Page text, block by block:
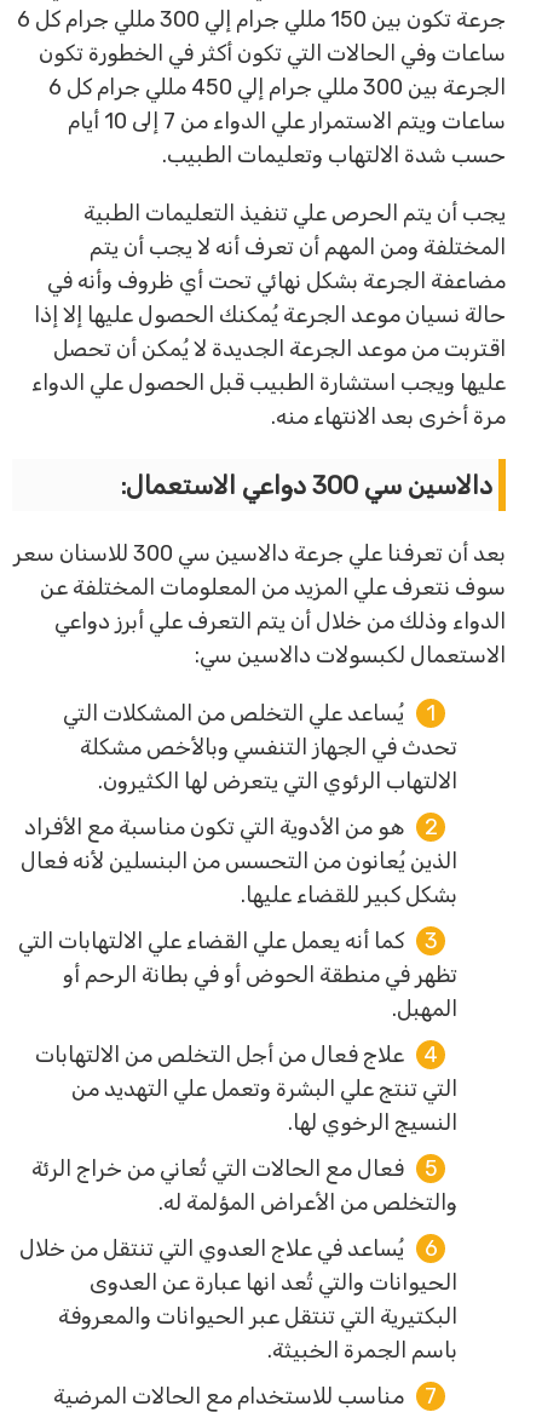
جرعة تكون بين 150 مللي جرام إلي 300 مللي جرام كل 6
ساعات وفي الحالات التي تكون أكثر في الخطورة تكون
الجرعة بين 300 مللي جرام إلي 450 مللي جرام كل 6
ساعات ويتم الاستمرار علي الدواء من 7 إلى 10 أيام
حسب شدة الالتهاب وتعليمات الطبيب.
يجب أن يتم الحرص علي تنفيذ التعليمات الطبية
المختلفة ومن المهم أن تعرف أنه لا يجب أن يتم
مضاعفة الجرعة بشكل نهائي تحت أي ظروف وأنه في
حالة نسيان موعد الجرعة يُمكنك الحصول عليها إلا إذا
اقتربت من موعد الجرعة الجديدة لا يُمكن أن تحصل
عليها ويجب استشارة الطبيب قبل الحصول علي الدواء
مرة أخرى بعد الانتهاء منه.
دالاسين سي 300 دواعي الاستعمال:
بعد أن تعرفنا علي جرعة دالاسين سي 300 للاسنان سعر
سوف نتعرف علي المزيد من المعلومات المختلفة عن
الدواء وذلك من خلال أن يتم التعرف علي أبرز دواعي
الاستعمال لكبسولات دالاسين سي:
يُساعد علي التخلص من المشكلات التي
تحدث في الجهاز التنفسي وبالأخص مشكلة
الالتهاب الرئوي التي يتعرض لها الكثيرون.
هو من الأدوية التي تكون مناسبة مع الأفراد
الذين يُعانون من التحسس من البنسلين لأنه فعال
بشكل كبير للقضاء عليها.
كما أنه يعمل علي القضاء علي الالتهابات التي
تظهر في منطقة الحوض أو في بطانة الرحم أو
المهبل.
علاج فعال من أجل التخلص من الالتهابات
التي تنتج علي البشرة وتعمل علي التهديد من
النسيج الرخوي لها.
فعال مع الحالات التي تُعاني من خراج الرئة
والتخلص من الأعراض المؤلمة له.
يُساعد في علاج العدوي التي تنتقل من خلال
الحيوانات والتي تُعد انها عبارة عن العدوى
البكتيرية التي تنتقل عبر الحيوانات والمعروفة
باسم الجمرة الخبيثة.
مناسب للاستخدام مع الحالات المرضية